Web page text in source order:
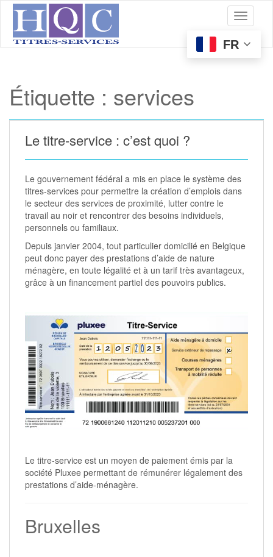
Toggle
Étiquette : services
Le titre-service : c’est quoi ?
Le gouvernement fédéral a mis en place le système des
titres-services pour permettre la création d’emplois dans
le secteur des services de proximité, lutter contre le
travail au noir et rencontrer des besoins individuels,
personnels ou familiaux.
Depuis janvier 2004, tout particulier domicilié en Belgique
peut donc payer des prestations d’aide de nature
ménagère, en toute légalité et à un tarif très avantageux,
grâce à un financement partiel des pouvoirs publics.
Le titre-service est un moyen de paiement émis par la
société Pluxee permettant de rémunérer légalement des
prestations d’aide-ménagère.
Bruxelles
FR